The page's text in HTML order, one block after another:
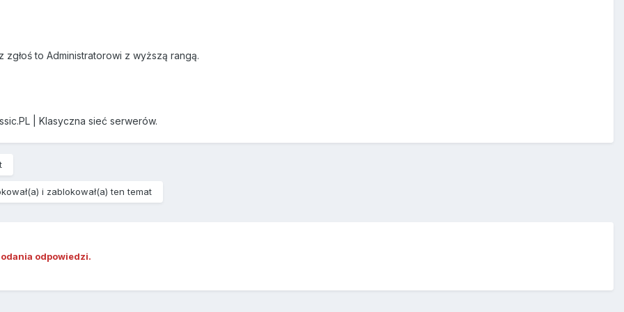
to Administratorowi z wyższą rangą.
| Klasyczna sieć serwerów.
i zablokował(a) ten temat
odpowiedzi.